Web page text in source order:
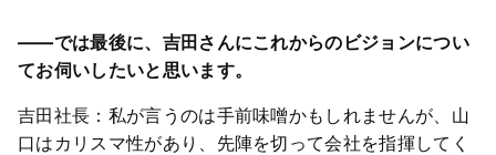
――では最後に、吉田さんにこれからのビジョンについ
てお伺いしたいと思います。
吉田社長：私が言うのは手前味噌かもしれませんが、山
口はカリスマ性があり、先陣を切って会社を指揮してく